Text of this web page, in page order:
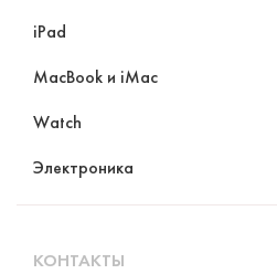
iPad
MacBook и iMac
Watch
Электроника
КОНТАКТЫ